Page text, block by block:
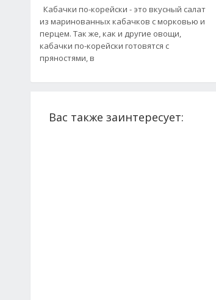
Кабачки по-корейски - это вкусный салат
из маринованных кабачков с морковью и
перцем. Так же, как и другие овощи,
кабачки по-корейски готовятся с
пряностями, в
Вас также заинтересует: